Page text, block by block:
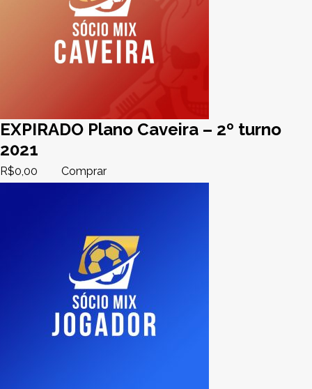
EXPIRADO Plano Caveira – 2º turno
2021
R$0,00 Comprar